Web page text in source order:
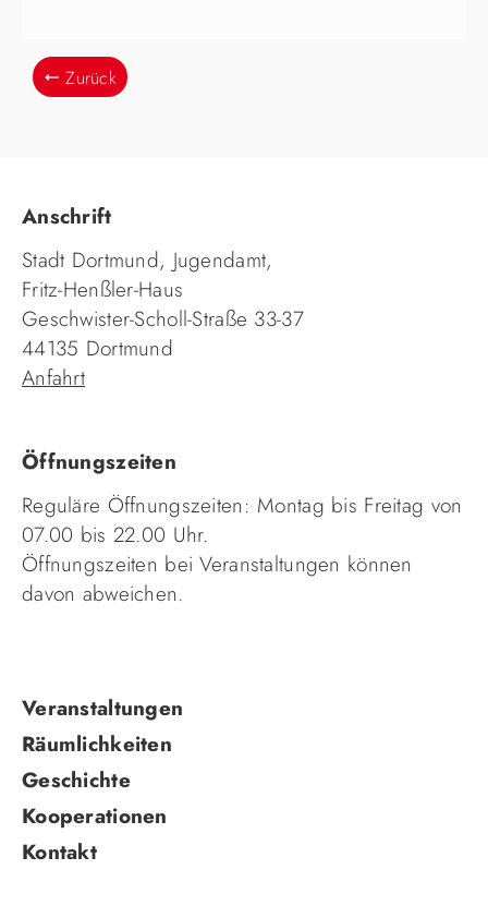
Zurück
Anschrift
Stadt Dortmund, Jugendamt,
Fritz-Henßler-Haus
Geschwister-Scholl-Straße 33-37
44135 Dortmund
Anfahrt
Öffnungszeiten
Reguläre Öffnungszeiten: Montag bis Freitag von
07.00 bis 22.00 Uhr.
Öffnungszeiten bei Veranstaltungen können
davon abweichen.
Navigation
überspringen
Veranstaltungen
Räumlichkeiten
Geschichte
Kooperationen
Kontakt